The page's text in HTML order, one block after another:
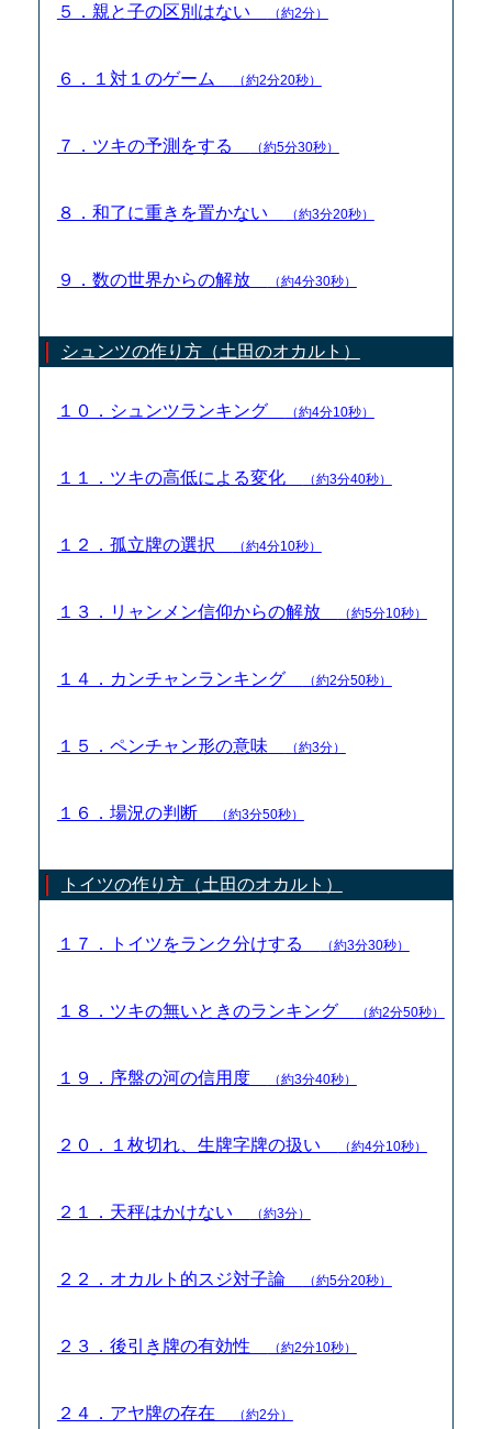
５．親と子の区別はない （約2分）
６．１対１のゲーム （約2分20秒）
７．ツキの予測をする （約5分30秒）
８．和了に重きを置かない （約3分20秒）
９．数の世界からの解放 （約4分30秒）
シュンツの作り方（土田のオカルト）
１０．シュンツランキング （約4分10秒）
１１．ツキの高低による変化 （約3分40秒）
１２．孤立牌の選択 （約4分10秒）
１３．リャンメン信仰からの解放 （約5分10秒）
１４．カンチャンランキング （約2分50秒）
１５．ペンチャン形の意味 （約3分）
１６．場況の判断 （約3分50秒）
トイツの作り方（土田のオカルト）
１７．トイツをランク分けする （約3分30秒）
１８．ツキの無いときのランキング （約2分50秒）
１９．序盤の河の信用度 （約3分40秒）
２０．１枚切れ、生牌字牌の扱い （約4分10秒）
２１．天秤はかけない （約3分）
２２．オカルト的スジ対子論 （約5分20秒）
２３．後引き牌の有効性 （約2分10秒）
２４．アヤ牌の存在 （約2分）